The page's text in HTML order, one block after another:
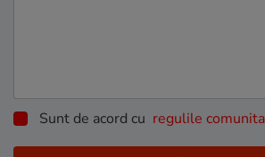
Sunt de acord cu regulile